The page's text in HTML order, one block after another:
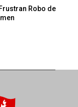
Robo de